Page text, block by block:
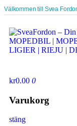
Välkommen till Svea
kr0.00 0
Varukorg
stäng